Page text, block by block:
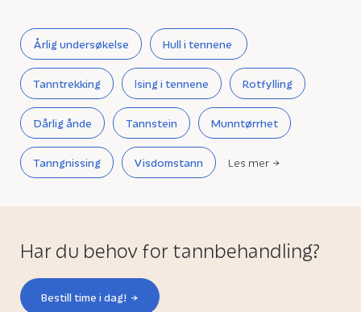
Årlig undersøkelse Hull i tennene
Tanntrekking Ising i tennene Rotfylling
Dårlig ånde Tannstein Munntørrhet
Tanngnissing Visdomstann Les mer
Har du behov for tannbehandling?
Bestill time i dag!